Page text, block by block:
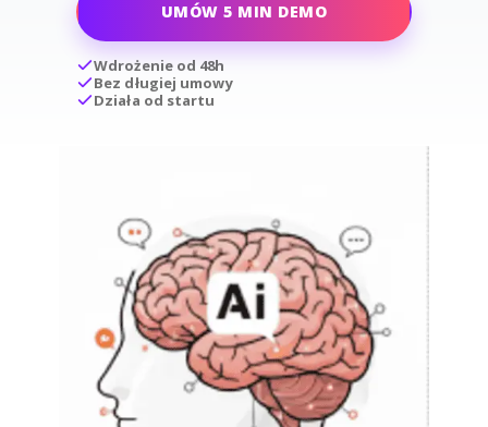
UMÓW 5 MIN DEMO
Wdrożenie od 48h
Bez długiej umowy
Działa od startu